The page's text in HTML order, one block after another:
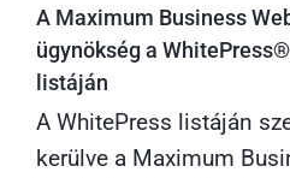
A Maximum Business
ügynökség a
listáján
A WhitePress listáján
kerülve a Maximum